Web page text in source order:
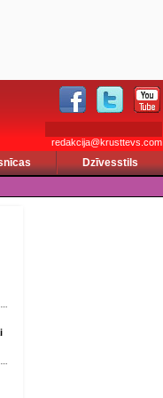
redakcija@krusttevs.com
Dzīvesstils